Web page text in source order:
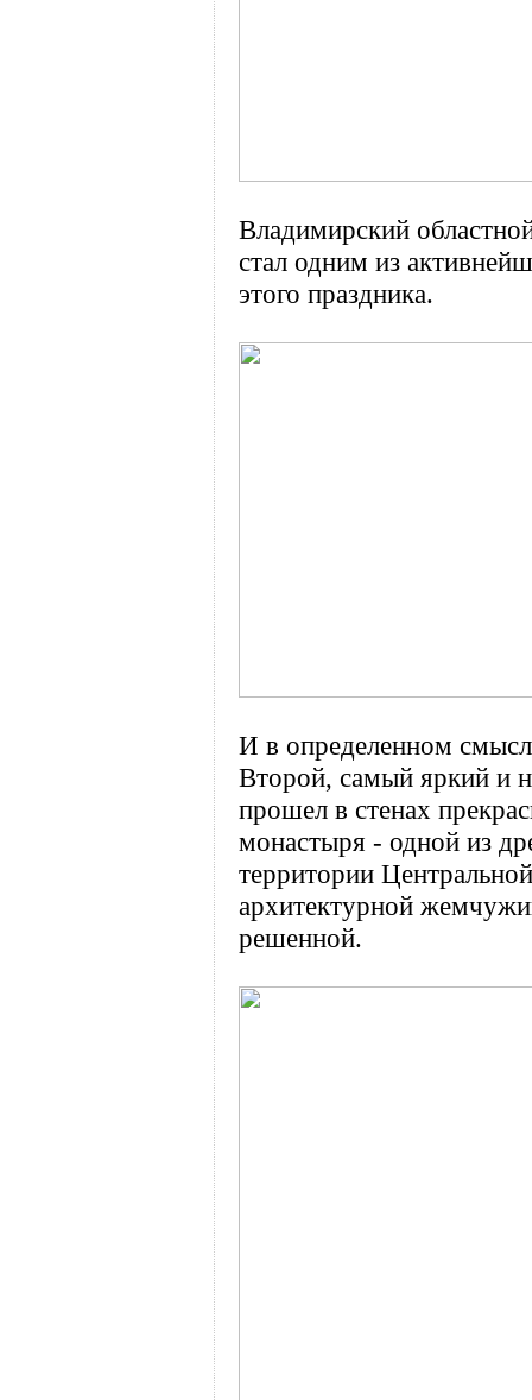
Владимирский
стал одним из
этого праздника.
И в определенном
Второй, самый яркий и
прошел в стенах
монастыря - одной из
территории
архитектурной
решенной.